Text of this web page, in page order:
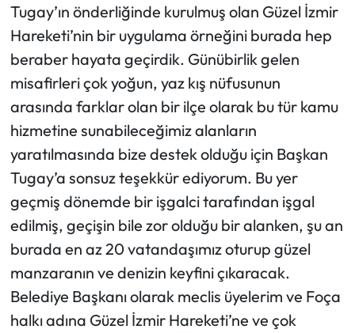
Tugay’ın önderliğinde kurulmuş olan Güzel İzmir
Hareketi’nin bir uygulama örneğini burada hep
beraber hayata geçirdik. Günübirlik gelen
misafirleri çok yoğun, yaz kış nüfusunun
arasında farklar olan bir ilçe olarak bu tür kamu
hizmetine sunabileceğimiz alanların
yaratılmasında bize destek olduğu için Başkan
Tugay’a sonsuz teşekkür ediyorum. Bu yer
geçmiş dönemde bir işgalci tarafından işgal
edilmiş, geçişin bile zor olduğu bir alanken, şu an
burada en az 20 vatandaşımız oturup güzel
manzaranın ve denizin keyfini çıkaracak.
Belediye Başkanı olarak meclis üyelerim ve Foça
halkı adına Güzel İzmir Hareketi’ne ve çok